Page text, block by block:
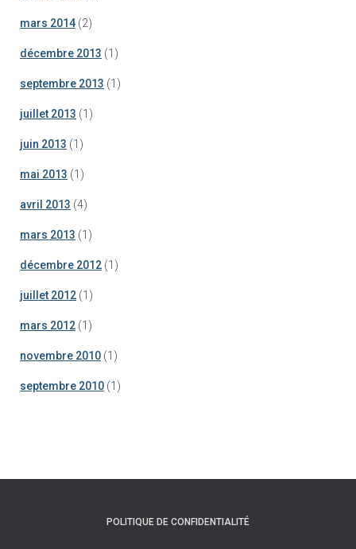
mars 2014 (2)
décembre 2013 (1)
septembre 2013 (1)
juillet 2013 (1)
juin 2013 (1)
mai 2013 (1)
avril 2013 (4)
mars 2013 (1)
décembre 2012 (1)
juillet 2012 (1)
mars 2012 (1)
novembre 2010 (1)
septembre 2010 (1)
POLITIQUE DE CONFIDENTIALITÉ